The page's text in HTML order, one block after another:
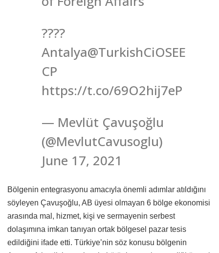
????
Antalya@TurkishCiOSEE
CP
https://t.co/69O2hij7eP
— Mevlüt Çavuşoğlu
(@MevlutCavusoglu)
June 17, 2021
Bölgenin entegrasyonu amacıyla önemli adımlar atıldığını
söyleyen Çavuşoğlu, AB üyesi olmayan 6 bölge ekonomisi
arasında mal, hizmet, kişi ve sermayenin serbest
dolaşımına imkan tanıyan ortak bölgesel pazar tesis
edildiğini ifade etti. Türkiye’nin söz konusu bölgenin